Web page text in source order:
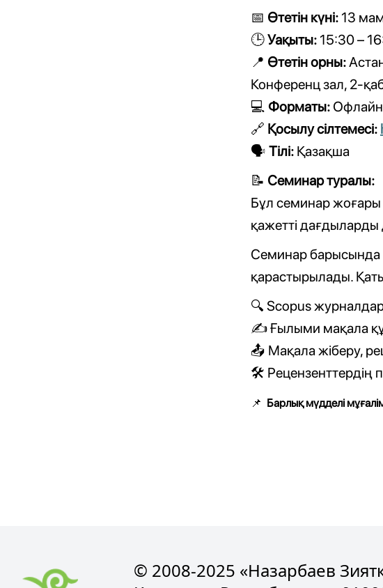
📅 Өтетін күні: 13
🕒Уақыты: 15:30 –
📍 Өтетін орны:
Конференц зал, 2-
💻 Форматы: Офлайн
🔗 Қосылу сілтемесі:
🗣️ Тілі: Қазақша
📝 Семинар туралы:
Бұл семинар жоғары
қажетті
Семинар барысында
қарастырылады.
🔍 Scopus
✍️Ғылыми мақала
📤 Мақала жіберу,
🛠 Рецензенттердің
📌 Барлық мүдделі
© 2008-2025 «Назарбаев